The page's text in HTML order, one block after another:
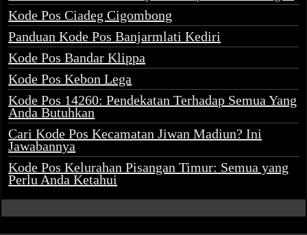
Kode Pos Ciadeg Cigombong
Panduan Kode Pos Banjarmlati Kediri
Kode Pos Bandar Klippa
Kode Pos Kebon Lega
Kode Pos 14260: Pendekatan Terhadap Semua Yang
Anda Butuhkan
Cari Kode Pos Kecamatan Jiwan Madiun? Ini
Jawabannya
Kode Pos Kelurahan Pisangan Timur: Semua yang
Perlu Anda Ketahui